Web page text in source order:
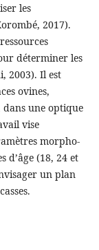
les
2017).
déterminer les
2003). Il est
ovines,
dans une optique
vise
morpho-
d’âge (18, 24 et
un plan